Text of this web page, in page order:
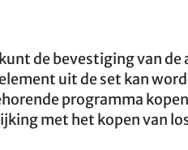
de bevestiging van
uit de set kan
programma
met het kopen van